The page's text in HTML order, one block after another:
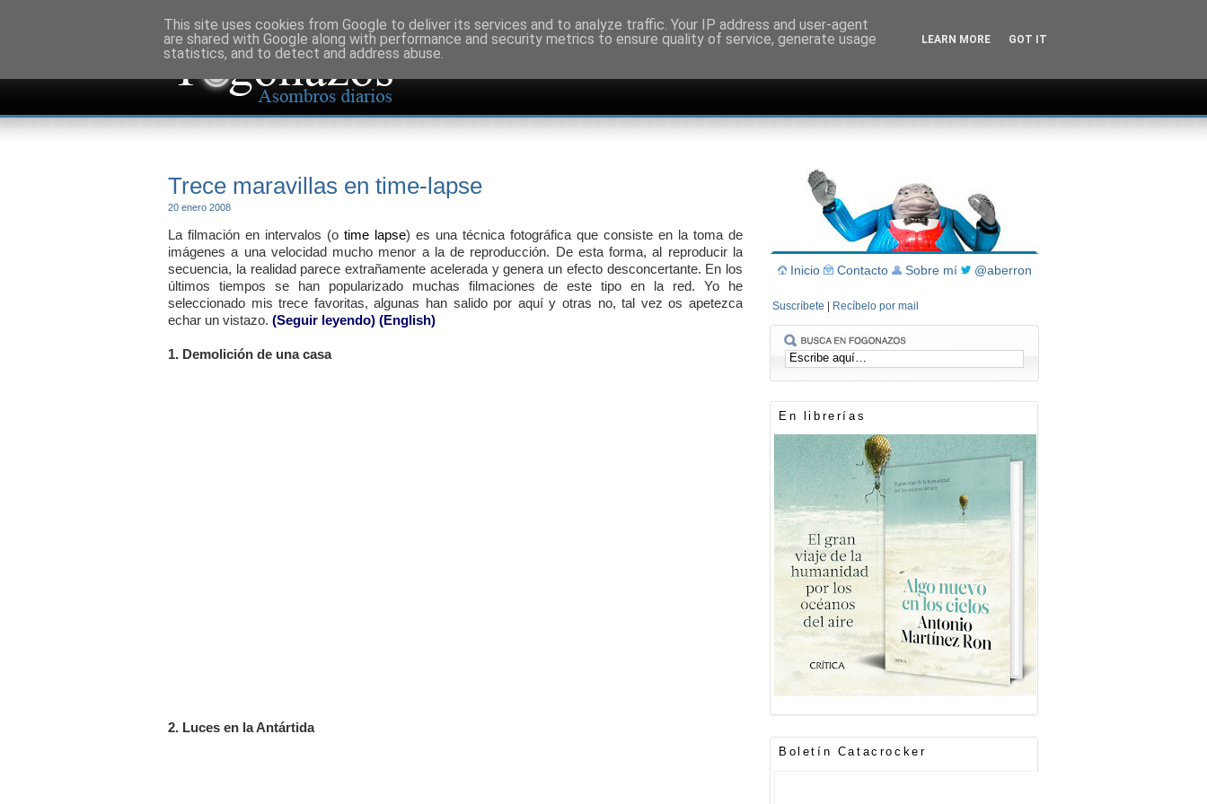
Trece maravillas en time-lapse
20 enero 2008
La filmación en intervalos (o time lapse) es una técnica fotográfica que consiste en la toma de
imágenes a una velocidad mucho menor a la de reproducción. De esta forma, al reproducir la
secuencia, la realidad parece extrañamente acelerada y genera un efecto desconcertante. En los
últimos tiempos se han popularizado muchas filmaciones de este tipo en la red. Yo he
seleccionado mis trece favoritas, algunas han salido por aquí y otras no, tal vez os apetezca
echar un vistazo. (Seguir leyendo) (English)
1. Demolición de una casa
2. Luces en la Antártida
Inicio Contacto Sobre mí @aberron
Suscríbete Recíbelo por mail
En librerías
Boletín Catacrocker
This site uses cookies from Google to deliver its services and to analyze traffic. Your IP address and user-agent
are shared with Google along with performance and security metrics to ensure quality of service, generate usage
statistics, and to detect and address abuse.
LEARN MORE GOT IT